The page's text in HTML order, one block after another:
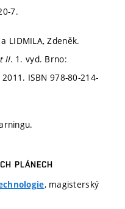
7.
a LIDMILA, Zdeněk.
II. 1. vyd. Brno:
ISBN 978-80-214-
PLÁNECH
, magisterský